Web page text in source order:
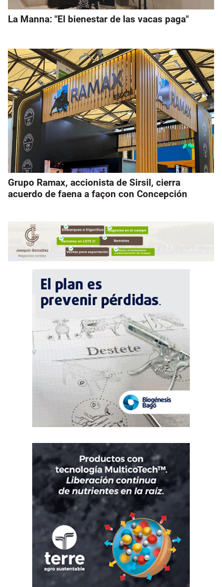
La Manna: "El bienestar de las vacas paga"
Grupo Ramax, accionista de Sirsil, cierra
acuerdo de faena a façon con Concepción